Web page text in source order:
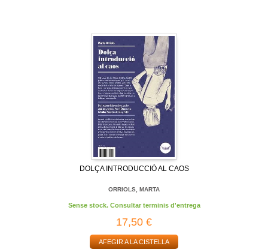
DOLÇA INTRODUCCIÓ AL CAOS
ORRIOLS, MARTA
Sense stock. Consultar terminis d'entrega
17,50 €
AFEGIR A LA CISTELLA